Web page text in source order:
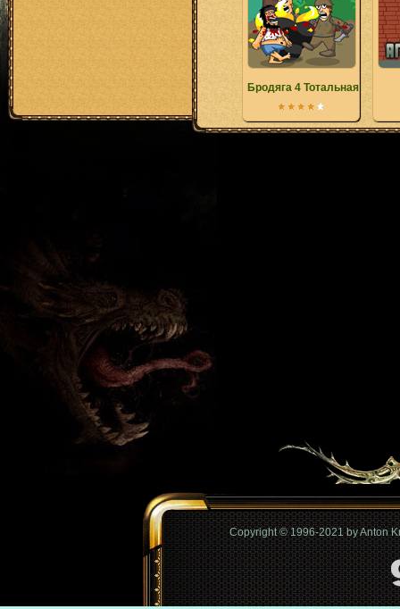
Бродяга 4 Тотальная война
Copyright © 1996-2021 by Anton